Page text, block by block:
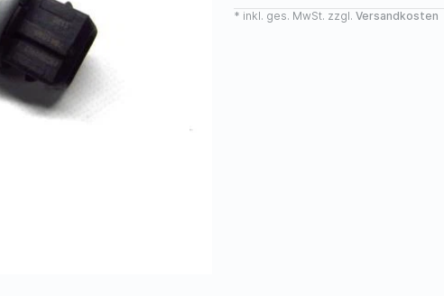
* inkl. ges. MwSt. zzgl. Versandkosten